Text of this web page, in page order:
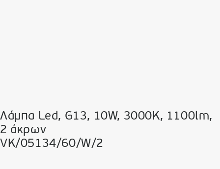
Λάμπα Led, G13, 10W, 3000K, 1100lm,
2 άκρων
VK/05134/60/W/2